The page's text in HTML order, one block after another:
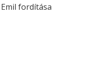
fordítása